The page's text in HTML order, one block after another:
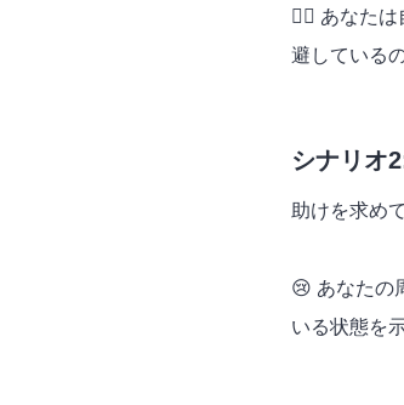
🕵️‍♀️ あなたは
避している
シナリオ
助けを求め
😢 あなたの
いる状態を